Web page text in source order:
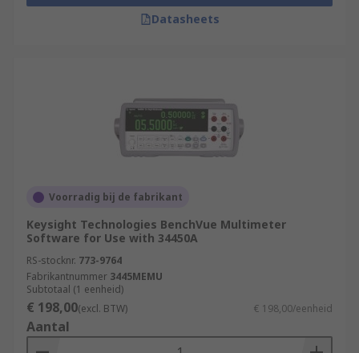
Datasheets
Voorradig bij de fabrikant
Keysight Technologies BenchVue Multimeter
Software for Use with 34450A
RS-stocknr. 773-9764
Fabrikantnummer 3445MEMU
Subtotaal (1 eenheid)
€ 198,00(excl. BTW) € 198,00/eenheid
Aantal